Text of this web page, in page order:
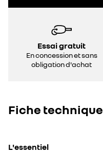
Essai gratuit
En concession et sans
obligation d'achat
Fiche technique
L'essentiel